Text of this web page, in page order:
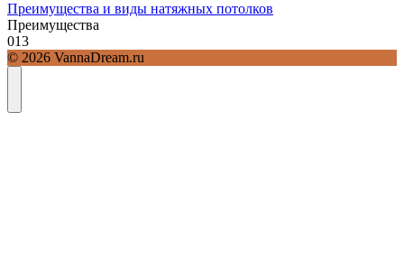
Преимущества и виды натяжных потолков
Преимущества
013
© 2026 VannaDream.ru